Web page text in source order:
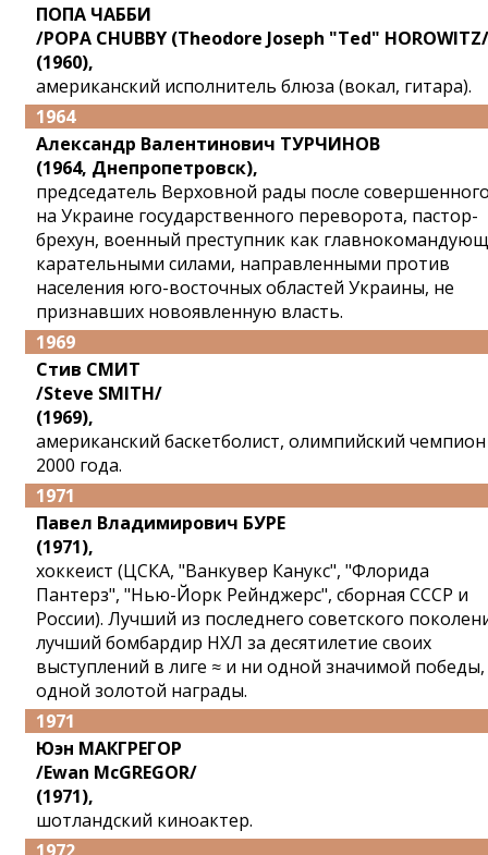
ПОПА ЧАББИ
/POPA CHUBBY (Theodore Joseph "Ted" HOROWITZ/
(1960),
американский исполнитель блюза (вокал, гитара).
1964
Александр Валентинович ТУРЧИНОВ
(1964, Днепропетровск),
председатель Верховной рады после
на Украине государственного переворота, пастор-
брехун, военный преступник как
карательными силами, направленными против
населения юго-восточных областей Украины, не
признавших новоявленную власть.
1969
Стив СМИТ
/Steve SMITH/
(1969),
американский баскетболист, олимпийский чемпион
2000 года.
1971
Павел Владимирович БУРЕ
(1971),
хоккеист (ЦСКА, "Ванкувер Канукс", "Флорида
Пантерз", "Нью-Йорк Рейнджерс", сборная СССР и
России). Лучший из последнего советского
лучший бомбардир НХЛ за десятилетие своих
выступлений в лиге ≈ и ни одной значимой
одной золотой награды.
1971
Юэн МАКГРЕГОР
/Ewan McGREGOR/
(1971),
шотландский киноактер.